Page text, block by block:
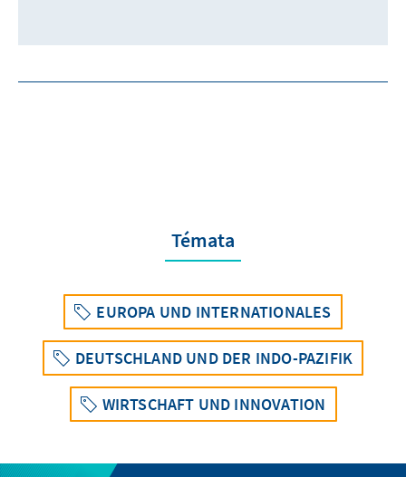
Témata
EUROPA UND INTERNATIONALES
DEUTSCHLAND UND DER INDO-PAZIFIK
WIRTSCHAFT UND INNOVATION